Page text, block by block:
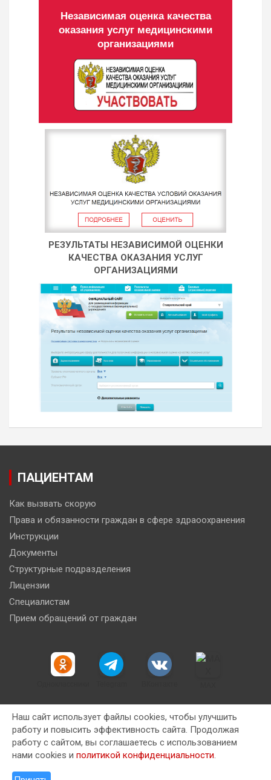
Независимая оценка качества
оказания услуг медицинскими
организациями
РЕЗУЛЬТАТЫ НЕЗАВИСИМОЙ ОЦЕНКИ
КАЧЕСТВА ОКАЗАНИЯ УСЛУГ
ОРГАНИЗАЦИЯМИ
ПАЦИЕНТАМ
Как вызвать скорую
Права и обязанности граждан в сфере здраоохранения
Инструкции
Документы
Структурные подразделения
Лицензии
Специалистам
Прием обращений от граждан
Copyright © 2026Новокузнецкая клиническая станция
скорой медицинской помощи имени Ю.М. Янкина
Тема от:
Наш сайт использует файлы cookies, чтобы улучшить
работу и повысить эффективность сайта. Продолжая
работу с сайтом, вы соглашаетесь с использованием
нами cookies и политикой конфиденциальности.